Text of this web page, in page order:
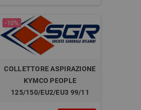
-10%
COLLETTORE ASPIRAZIONE
KYMCO PEOPLE
125/150/EU2/EU3 99/11